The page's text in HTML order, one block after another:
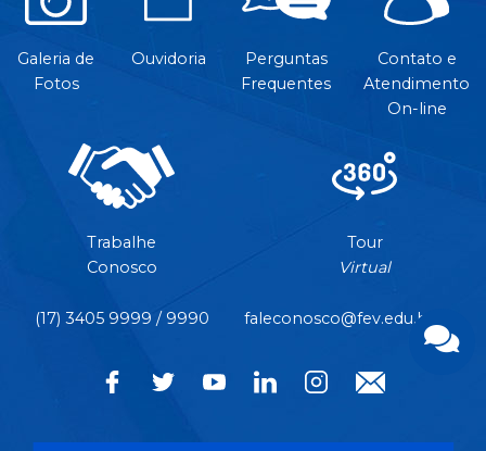
Galeria de
Fotos
Ouvidoria
Perguntas
Frequentes
Contato e
Atendimento
On-line
Trabalhe
Conosco
Tour
Virtual
(17) 3405 9999 / 9990 faleconosco@fev.edu.br